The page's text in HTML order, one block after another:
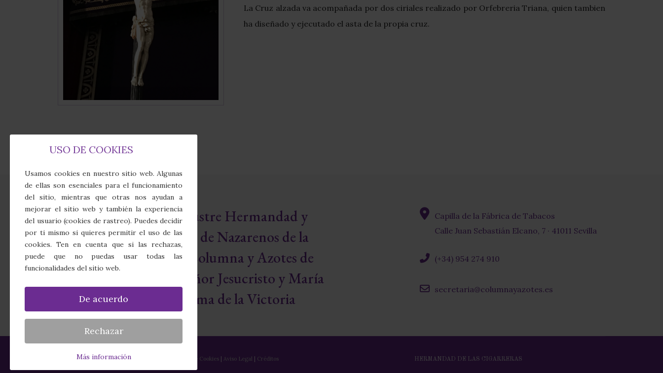
La Cruz alzada va acompañada por dos ciriales realizado por Orfebreria Triana, quien tambien
ha diseñado y ejecutado el asta de la propia cruz.
Real e Ilustre Hermandad y
Cofradía de Nazarenos de la
Sagrada Columna y Azotes de
Nuestro Señor Jesucristo y María
Santísima de la Victoria
marker-
Capilla de la Fábrica de Tabacos
Calle Juan Sebastián Elcano, 7 · 41011 Sevilla
phone-
(+34) 954 274 910
secretaria@columnayazotes.es
Política de Privacidad Política de Cookies| Aviso Legal Créditos HERMANDAD DE LAS CIGARRERAS
USO DE COOKIES
Usamos cookies en nuestro sitio web. Algunas
de ellas son esenciales para el funcionamiento
del sitio, mientras que otras nos ayudan a
mejorar el sitio web y también la experiencia
del usuario (cookies de rastreo). Puedes decidir
por ti mismo si quieres permitir el uso de las
cookies. Ten en cuenta que si las rechazas,
puede que no puedas usar todas las
funcionalidades del sitio web.
De acuerdo
Rechazar
Más información